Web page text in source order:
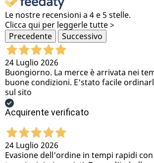
Le nostre recensioni a 4 e 5 stelle.
Clicca qui per leggerle tutte >
Precedente
Successivo
24 Luglio 2026
Buongiorno. La merce è arrivata nei
buone condizioni. E'stato facile
sul sito
Acquirente verificato
24 Luglio 2026
Evasione dell'ordine in tempi rapidi